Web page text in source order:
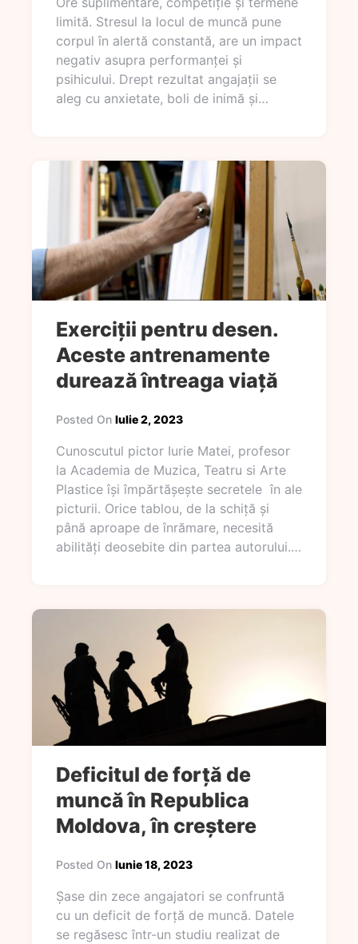
limită. Stresul la locul de muncă pune
corpul în alertă constantă, are un impact
negativ asupra performanței și
psihicului. Drept rezultat angajații se
aleg cu anxietate, boli de inimă și…
Exerciții pentru desen.
Aceste antrenamente
durează întreaga viață
Posted On Iulie 2, 2023
Cunoscutul pictor Iurie Matei, profesor
la Academia de Muzica, Teatru si Arte
Plastice își împărtășește secretele în ale
picturii. Orice tablou, de la schiță și
până aproape de înrămare, necesită
abilități deosebite din partea autorului.…
Deficitul de forță de
muncă în Republica
Moldova, în creștere
Posted On Iunie 18, 2023
Șase din zece angajatori se confruntă
cu un deficit de forță de muncă. Datele
se regăsesc într-un studiu realizat de